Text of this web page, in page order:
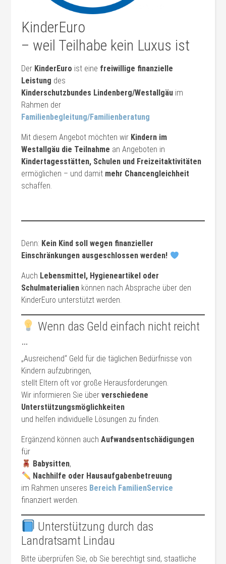
KinderEuro
– weil Teilhabe kein Luxus ist
Der KinderEuro ist eine freiwillige finanzielle
Leistung des
Kinderschutzbundes Lindenberg/Westallgäu im
Rahmen der
Familienbegleitung/Familienberatung
Mit diesem Angebot möchten wir Kindern im
Westallgäu die Teilnahme an Angeboten in
Kindertagesstätten, Schulen und Freizeitaktivitäten
ermöglichen – und damit mehr Chancengleichheit
schaffen.
Denn: Kein Kind soll wegen finanzieller
Einschränkungen ausgeschlossen werden!
Auch Lebensmittel, Hygieneartikel oder
Schulmaterialien können nach Absprache über den
KinderEuro unterstützt werden.
Wenn das Geld einfach nicht reicht
…
„Ausreichend“ Geld für die täglichen Bedürfnisse von
Kindern aufzubringen,
stellt Eltern oft vor große Herausforderungen.
Wir informieren Sie überverschiedene
Unterstützungsmöglichkeiten
und helfen individuelle Lösungen zu finden.
Ergänzend können auchAufwandsentschädigungen
für
Babysitten,
Nachhilfe oder Hausaufgabenbetreuung
im Rahmen unseres Bereich FamilienService
finanziert werden.
Unterstützung durch das
Landratsamt Lindau
Bitte überprüfen Sie, ob Sie berechtigt sind, staatliche